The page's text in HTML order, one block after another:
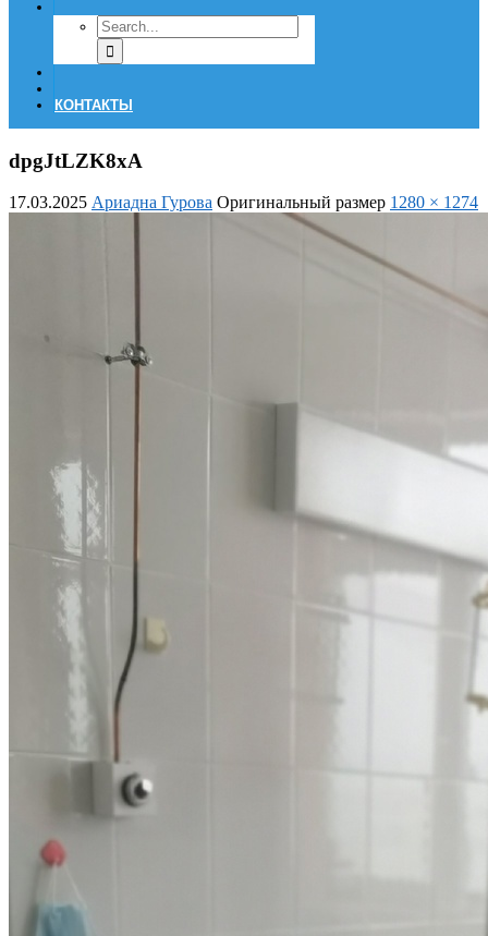
КОНТАКТЫ
dpgJtLZK8xA
17.03.2025 Ариадна Гурова Оригинальный размер 1280 × 1274